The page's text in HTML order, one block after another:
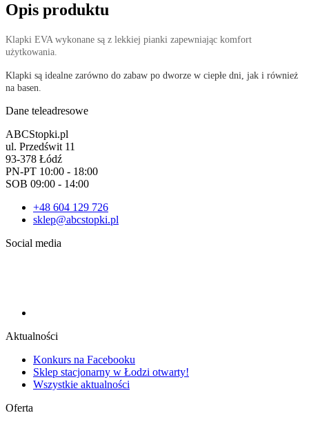
Opis produktu
Klapki EVA wykonane są z lekkiej pianki zapewniając komfort
użytkowania.
Klapki są idealne zarówno do zabaw po dworze w ciepłe dni, jak i również
na basen.
Dane teleadresowe
ABCStopki.pl
ul. Przedświt 11
93-378 Łódź
PN-PT 10:00 - 18:00
SOB 09:00 - 14:00
+48 604 129 726
sklep@abcstopki.pl
Social media
Aktualności
Konkurs na Facebooku
Sklep stacjonarny w Łodzi otwarty!
Wszystkie aktualności
Oferta